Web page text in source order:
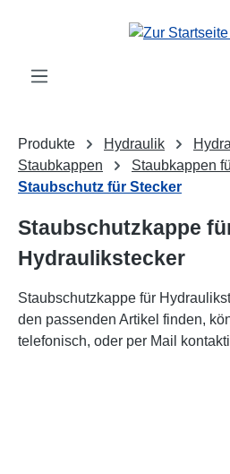
Produkte Hydraulik
Staubkappen
Staubkappen
Staubschutz für Stecker
Staubschutzkappe
Hydraulikstecker
Staubschutzkappe für
den passenden Artikel finden,
telefonisch, oder per Mail